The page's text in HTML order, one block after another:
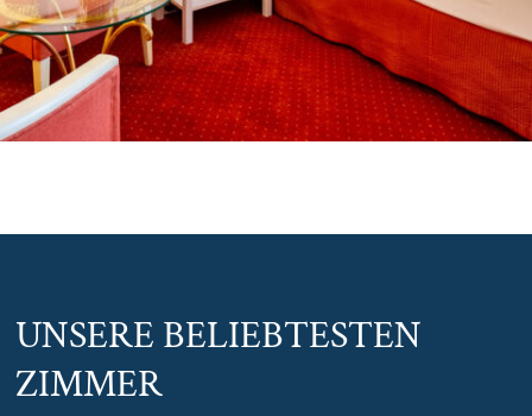
UNSERE BELIEBTESTEN
ZIMMER